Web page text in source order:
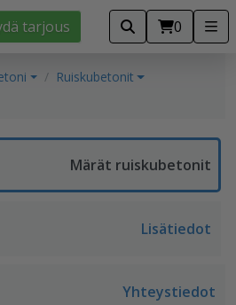
tarjous 0
Ruiskubetonit
Märät ruiskubetonit
Lisätiedot
Yhteystiedot